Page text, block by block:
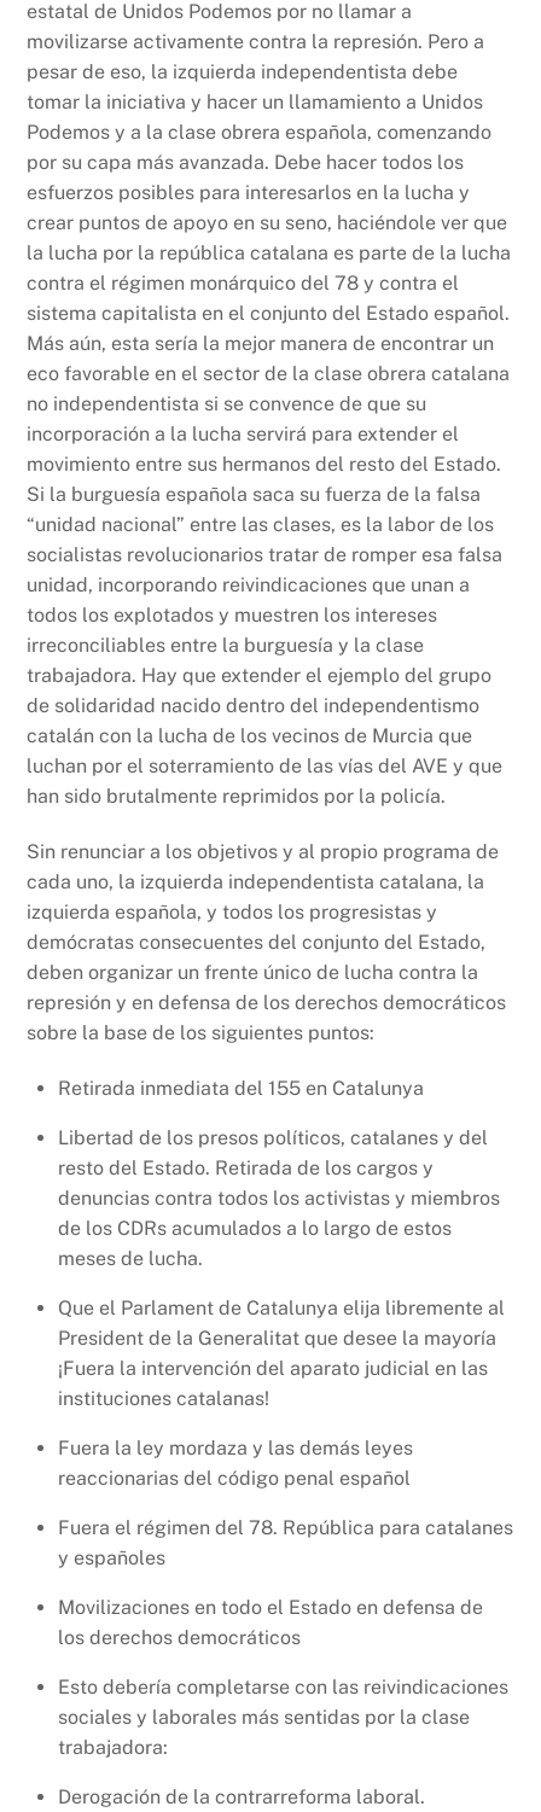
estatal de Unidos Podemos por no llamar a
movilizarse activamente contra la represión. Pero a
pesar de eso, la izquierda independentista debe
tomar la iniciativa y hacer un llamamiento a Unidos
Podemos y a la clase obrera española, comenzando
por su capa más avanzada. Debe hacer todos los
esfuerzos posibles para interesarlos en la lucha y
crear puntos de apoyo en su seno, haciéndole ver que
la lucha por la república catalana es parte de la lucha
contra el régimen monárquico del 78 y contra el
sistema capitalista en el conjunto del Estado español.
Más aún, esta sería la mejor manera de encontrar un
eco favorable en el sector de la clase obrera catalana
no independentista si se convence de que su
incorporación a la lucha servirá para extender el
movimiento entre sus hermanos del resto del Estado.
Si la burguesía española saca su fuerza de la falsa
“unidad nacional” entre las clases, es la labor de los
socialistas revolucionarios tratar de romper esa falsa
unidad, incorporando reivindicaciones que unan a
todos los explotados y muestren los intereses
irreconciliables entre la burguesía y la clase
trabajadora. Hay que extender el ejemplo del grupo
de solidaridad nacido dentro del independentismo
catalán con la lucha de los vecinos de Murcia que
luchan por el soterramiento de las vías del AVE y que
han sido brutalmente reprimidos por la policía.
Sin renunciar a los objetivos y al propio programa de
cada uno, la izquierda independentista catalana, la
izquierda española, y todos los progresistas y
demócratas consecuentes del conjunto del Estado,
deben organizar un frente único de lucha contra la
represión y en defensa de los derechos democráticos
sobre la base de los siguientes puntos:
Retirada inmediata del 155 en Catalunya
Libertad de los presos políticos, catalanes y del
resto del Estado. Retirada de los cargos y
denuncias contra todos los activistas y miembros
de los CDRs acumulados a lo largo de estos
meses de lucha.
Que el Parlament de Catalunya elija libremente al
President de la Generalitat que desee la mayoría
¡Fuera la intervención del aparato judicial en las
instituciones catalanas!
Fuera la ley mordaza y las demás leyes
reaccionarias del código penal español
Fuera el régimen del 78. República para catalanes
y españoles
Movilizaciones en todo el Estado en defensa de
los derechos democráticos
Esto debería completarse con las reivindicaciones
sociales y laborales más sentidas por la clase
trabajadora:
Derogación de la contrarreforma laboral.